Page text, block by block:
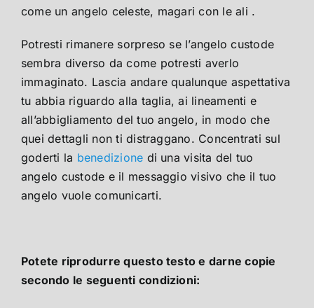
come un angelo celeste, magari con le ali .
Potresti rimanere sorpreso se l’angelo custode
sembra diverso da come potresti averlo
immaginato. Lascia andare qualunque aspettativa
tu abbia riguardo alla taglia, ai lineamenti e
all’abbigliamento del tuo angelo, in modo che
quei dettagli non ti distraggano. Concentrati sul
goderti la benedizione di una visita del tuo
angelo custode e il messaggio visivo che il tuo
angelo vuole comunicarti.
Potete riprodurre questo testo e darne copie
secondo le seguenti condizioni: